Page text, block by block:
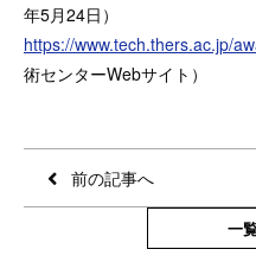
年5月24日）
https://www.tech.thers.ac.jp/
術センターWebサイト）
前の記事へ
一